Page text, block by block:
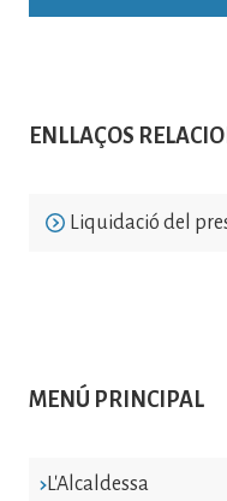
MENÚ PRINCIPAL
L'Alcaldessa
ENLLAÇOS
Liquidació del